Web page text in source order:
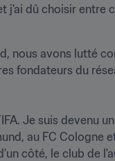
dû choisir entre
nous avons lutté
fondateurs du
Je suis devenu
au FC Cologne
côté, le club de